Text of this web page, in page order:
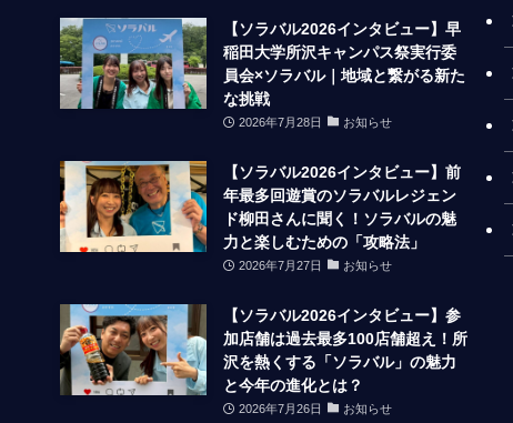
【ソラバル2026インタビュー】早
稲田大学所沢キャンパス祭実行委
員会×ソラバル｜地域と繋がる新た
な挑戦
2026年7月28日 お知らせ
【ソラバル2026インタビュー】前
年最多回遊賞のソラバルレジェン
ド柳田さんに聞く！ソラバルの魅
力と楽しむための「攻略法」
2026年7月27日 お知らせ
【ソラバル2026インタビュー】参
加店舗は過去最多100店舗超え！所
沢を熱くする「ソラバル」の魅力
と今年の進化とは？
2026年7月26日 お知らせ